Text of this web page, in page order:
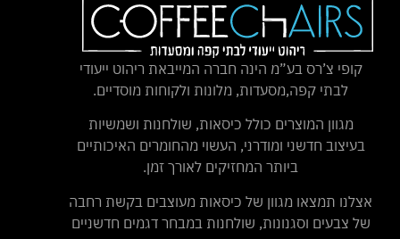
קופי צ’רס בע”מ הינה חברה המייבאת ריהוט ייעודי
לבתי קפה,מסעדות, מלונות ולקוחות מוסדיים.
מגוון המוצרים כולל כיסאות, שולחנות ושמשיות
בעיצוב חדשני ומודרני, העשוי מהחומרים האיכותיים
ביותר המחזיקים לאורך זמן.
אצלנו תמצאו מגוון של כיסאות מעוצבים בקשת רחבה
של צבעים וסגנונות, שולחנות במבחר דגמים חדשניים